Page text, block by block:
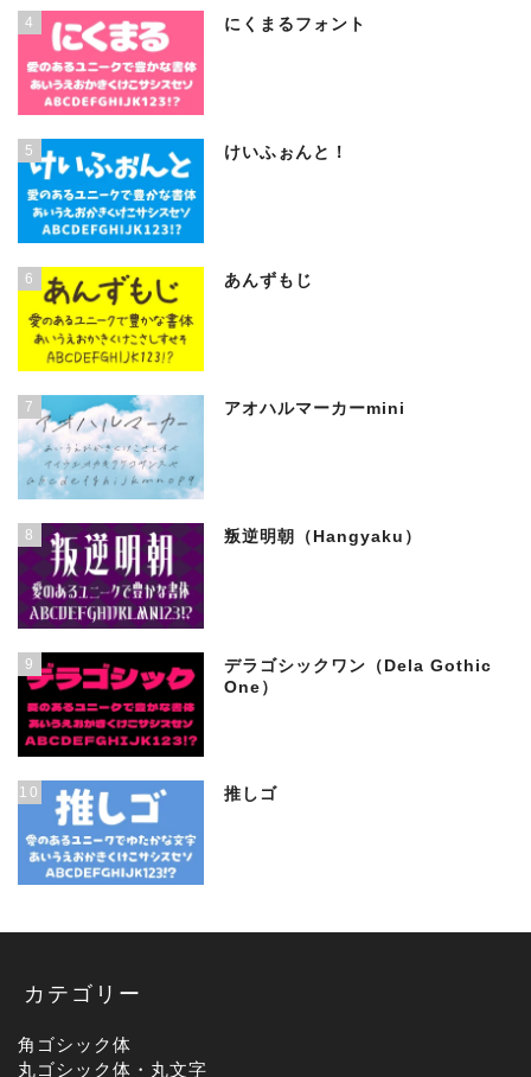
4 にくまるフォント
5 けいふぉんと！
6 あんずもじ
7 アオハルマーカーmini
8 叛逆明朝（Hangyaku）
9
デラゴシックワン（Dela Gothic
One）
10 推しゴ
カテゴリー
角ゴシック体
丸ゴシック体・丸文字